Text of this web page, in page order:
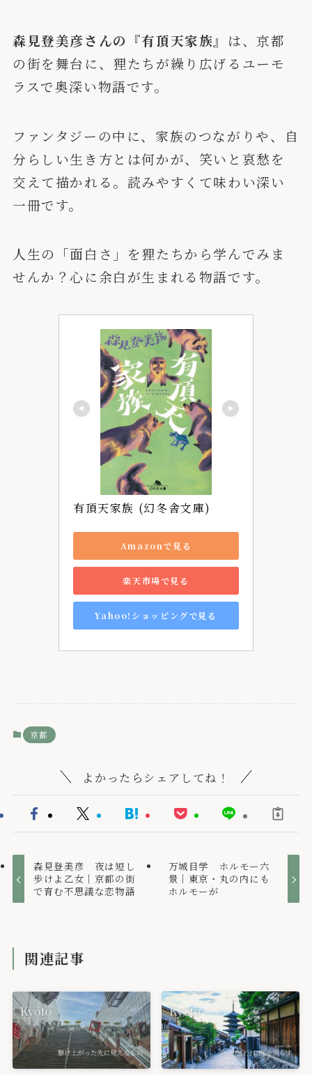
森見登美彦さんの『有頂天家族』 は、京都
の街を舞台に、狸たちが繰り広げるユーモ
ラスで奥深い物語です。
ファンタジーの中に、家族のつながりや、自
分らしい生き方とは何かが、笑いと哀愁を
交えて描かれる。読みやすくて味わい深い
一冊です。
人生の「面白さ」を狸たちから学んでみま
せんか？心に余白が生まれる物語です。
有頂天家族 (幻冬舎文庫)
Amazonで見る
楽天市場で見る
Yahoo!ショッピングで見る
京都
よかったらシェアしてね！
森見登美彦 夜は短し
歩けよ乙女｜京都の街
で育む不思議な恋物語
万城目学 ホルモー六
景｜東京・丸の内にも
ホルモーが
関連記事